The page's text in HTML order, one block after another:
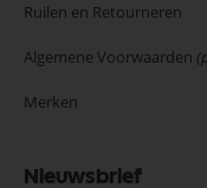
Ruilen en Retourneren
Algemene Voorwaarden
Merken
Nieuwsbrief